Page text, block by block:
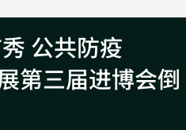
公共防疫
第三届进博会倒